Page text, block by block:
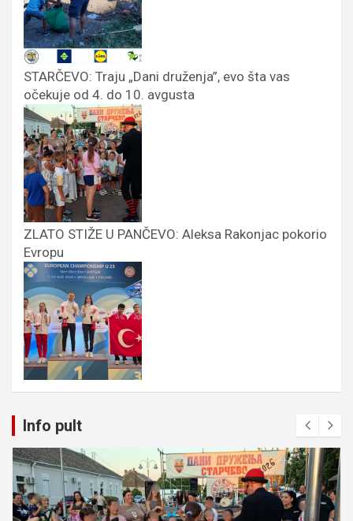
STARČEVO: Traju „Dani druženja”, evo šta vas
očekuje od 4. do 10. avgusta
ZLATO STIŽE U PANČEVO: Aleksa Rakonjac pokorio
Evropu
Info pult